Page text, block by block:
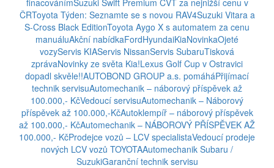
ČRToyota Týden: Seznamte se s novou RAV4Suzuki Vitara a
S-Cross Black EditionToyota Aygo X s automatem za cenu
manuáluAkční nabídkaFordHyundaiKiaNovinkaOjeté
vozyServis KIAServis NissanServis SubaruTisková
zprávaNovinky ze světa Kia!Lexus Golf Cup v Ostravici
dopadl skvěle!!AUTOBOND GROUP a.s. pomáháPřijímací
technik servisuAutomechanik – náborový příspěvek až
100.000,- KčVedoucí servisuAutomechanik – Náborový
příspěvek až 100.000,-KčAutoklempíř – náborový příspěvek
až 100.000,- KčAutomechanik – NÁBOROVÝ PŘÍSPĚVEK AŽ
100.000,- KčProdejce vozů – LCV specialistaVedoucí prodeje
nových LCV vozů TOYOTAAutomechanik Subaru /
SuzukiGaranční technik servisu